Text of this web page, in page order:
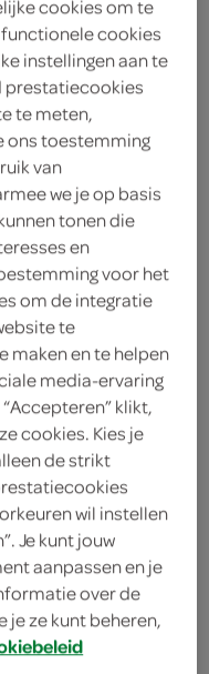
voor
bij de
automatisch
lekkere
cookies om te
cookies
instellingen aan te
prestatiecookies
te meten,
ons toestemming
van
we je op basis
tonen die
en
voor het
om de integratie
te
maken en te helpen
media-ervaring
klikt,
cookies. Kies je
de strikt
wil instellen
Je kunt jouw
aanpassen en je
over de
je ze kunt beheren,